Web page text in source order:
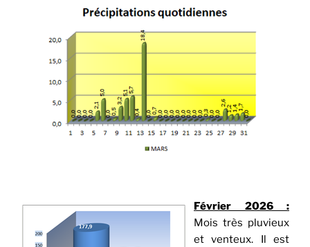
Février 2026 :
Mois très pluvieux
et venteux. Il est